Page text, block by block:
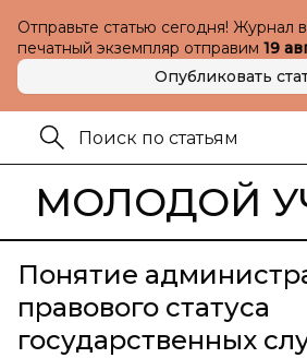
Отправьте статью сегодня! Журнал
печатный экземпляр отправим 19
Опубликовать
МОЛОДОЙ
Понятие
правового статуса
государственных